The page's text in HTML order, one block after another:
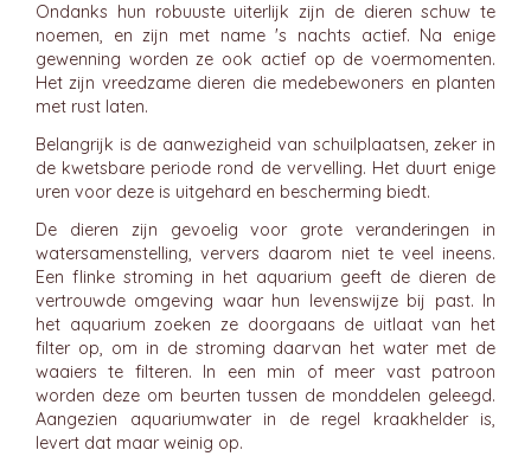
Ondanks hun robuuste uiterlijk zijn de dieren schuw te
noemen, en zijn met name 's nachts actief. Na enige
gewenning worden ze ook actief op de voermomenten.
Het zijn vreedzame dieren die medebewoners en planten
met rust laten.
Belangrijk is de aanwezigheid van schuilplaatsen, zeker in
de kwetsbare periode rond de vervelling. Het duurt enige
uren voor deze is uitgehard en bescherming biedt.
De dieren zijn gevoelig voor grote veranderingen in
watersamenstelling, ververs daarom niet te veel ineens.
Een flinke stroming in het aquarium geeft de dieren de
vertrouwde omgeving waar hun levenswijze bij past. In
het aquarium zoeken ze doorgaans de uitlaat van het
filter op, om in de stroming daarvan het water met de
waaiers te filteren. In een min of meer vast patroon
worden deze om beurten tussen de monddelen geleegd.
Aangezien aquariumwater in de regel kraakhelder is,
levert dat maar weinig op.